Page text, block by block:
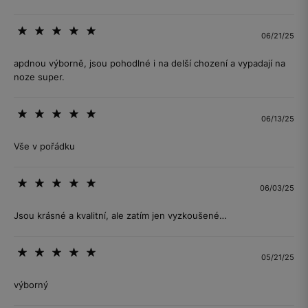
06/21/25
apdnou výborně, jsou pohodlné i na delší chození a vypadají na
noze super.
06/13/25
Vše v pořádku
06/03/25
Jsou krásné a kvalitní, ale zatím jen vyzkoušené…
05/21/25
výborný